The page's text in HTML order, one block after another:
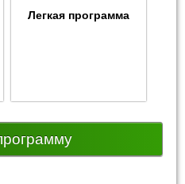
Легкая программа